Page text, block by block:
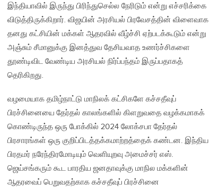
இந்தியாவில் இருந்து பிரிந்துசெல்ல நேரிடும் என்று எச்சரிக்கை
விடுத்திருக்கிறார். விஜயின் அரசியல் பிரவேசத்தின் விளைவாக
தனது கட்சியின் மக்கள் ஆதரவில் வீழ்ச்சி ஏற்படக்கூடும் என்று
அஞ்சும் சீமானுக்கு இனத்துவ தேசியவாத உணர்ச்சிகளை
தூண்டிவிட வேண்டிய அரசியல் நிர்ப்பந்தம் இருப்பதாகத்
தெரிகிறது.
வழமையாக தமிழ்நாட்டு மாநிலக் கட்சிகளே கச்சதீவுப்
பிரச்சினையை தேர்தல் காலங்களில் கிளறுவதை வழக்கமாகக்
கொண்டிருந்த ஒரு போக்கில் 2024 லோக்சபா தேர்தல்
பிரசாரங்கள் ஒரு குறிப்பிடத்தக்கமாற்றத்தைக் கண்டன. இந்திய
பிரதமர் நரேந்திர​மோடியும் வெளியுறவு அமைச்சர் எஸ்.
ஜெய்சங்கரும் கூட பாரதிய ஜனதாவுக்கு மாநில மக்களின்
ஆதரவைப் பெறுவதற்காக கச்சதீவுப் பிரச்சினை